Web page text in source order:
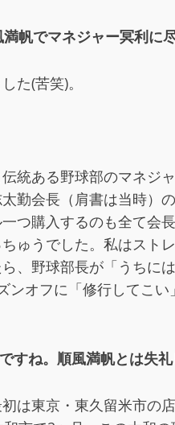
でマネジャー冥利に尽
た(苦笑)。
統ある野球部のマネジ
勤会長（肩書は当時）
購入するのも全て会
ゅうでした。私はスト
、野球部長が「うちに
オフに「修行してこい
ね。順風満帆とは失
は東京・東久留米市の